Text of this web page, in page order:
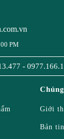
PM
-
Giới
Bản